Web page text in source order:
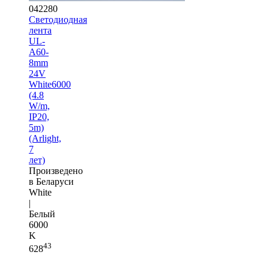
042280
Светодиодная
лента
UL-
A60-
8mm
24V
White6000
(4.8
W/m,
IP20,
5m)
(Arlight,
7
лет)
Произведено
в Беларуси
White
|
Белый
6000
K
62843